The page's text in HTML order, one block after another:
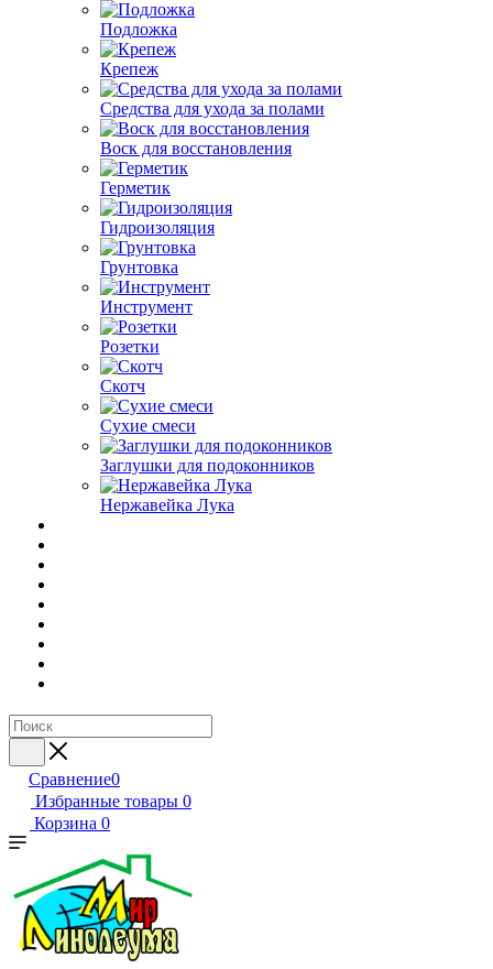
Подложка
Крепеж
Средства для ухода за полами
Воск для восстановления
Герметик
Гидроизоляция
Грунтовка
Инструмент
Розетки
Скотч
Сухие смеси
Заглушки для подоконников
Нержавейка Лука
Сравнение0
Избранные товары 0
Корзина 0